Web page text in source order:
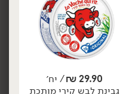
יח׳
22.90
₪
/
גבינת סטרצ'טלה 24% - גד
15.27 ₪ ל-100 גרם
29.90
₪/ יח׳
גבינת לבש קירי מותכת